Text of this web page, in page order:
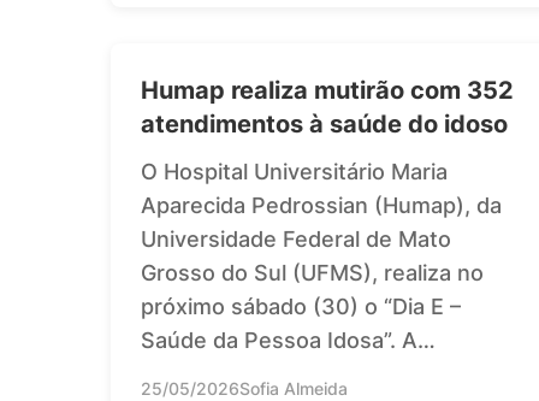
Humap realiza mutirão com 352
atendimentos à saúde do idoso
O Hospital Universitário Maria
Aparecida Pedrossian (Humap), da
Universidade Federal de Mato
Grosso do Sul (UFMS), realiza no
próximo sábado (30) o “Dia E –
Saúde da Pessoa Idosa”. A…
25/05/2026Sofia Almeida